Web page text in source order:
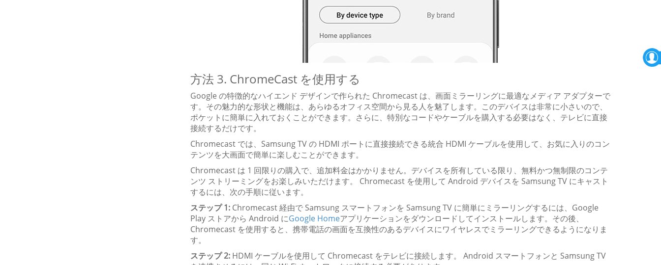
方法 3. ChromeCast を使用する
Google の特徴的なハイエンド デザインで作られた Chromecast は、画面ミラーリングに最適なメディア アダプターで
す。その魅力的な形状と機能は、あらゆるオフィス空間から見る人を魅了します。このデバイスは非常に小さいので、
ポケットに簡単に入れておくことができます。さらに、特別なコードやケーブルを購入する必要はなく、テレビに直接
接続するだけです。
Chromecast では、Samsung TV の HDMI ポートに直接接続できる統合 HDMI ケーブルを使用して、お気に入りのコン
テンツを大画面で簡単に楽しむことができます。
Chromecast は 1 回限りの購入で、追加料金はかかりません。デバイスを所有している限り、無料かつ無制限のコンテ
ンツ ストリーミングをお楽しみいただけます。 Chromecast を使用して Android デバイスを Samsung TV にキャスト
するには、次の手順に従います。
ステップ 1: Chromecast 経由で Samsung スマートフォンを Samsung TV に簡単にミラーリングするには、Google
Play ストアから Android にGoogle Homeアプリケーションをダウンロードしてインストールします。その後、
Chromecast を使用すると、携帯電話の画面を互換性のあるデバイスにワイヤレスでミラーリングできるようになりま
す。
ステップ 2: HDMI ケーブルを使用して Chromecast をテレビに接続します。 Android スマートフォンと Samsung TV